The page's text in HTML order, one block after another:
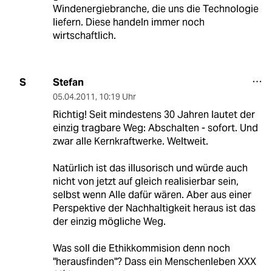
Windenergiebranche, die uns die Technologie
liefern. Diese handeln immer noch
wirtschaftlich.
S Stefan
05.04.2011, 10:19 Uhr
Richtig! Seit mindestens 30 Jahren lautet der
einzig tragbare Weg: Abschalten - sofort. Und
zwar alle Kernkraftwerke. Weltweit.
Natürlich ist das illusorisch und würde auch
nicht von jetzt auf gleich realisierbar sein,
selbst wenn Alle dafür wären. Aber aus einer
Perspektive der Nachhaltigkeit heraus ist das
der einzig mögliche Weg.
Was soll die Ethikkommision denn noch
"herausfinden"? Dass ein Menschenleben XXX